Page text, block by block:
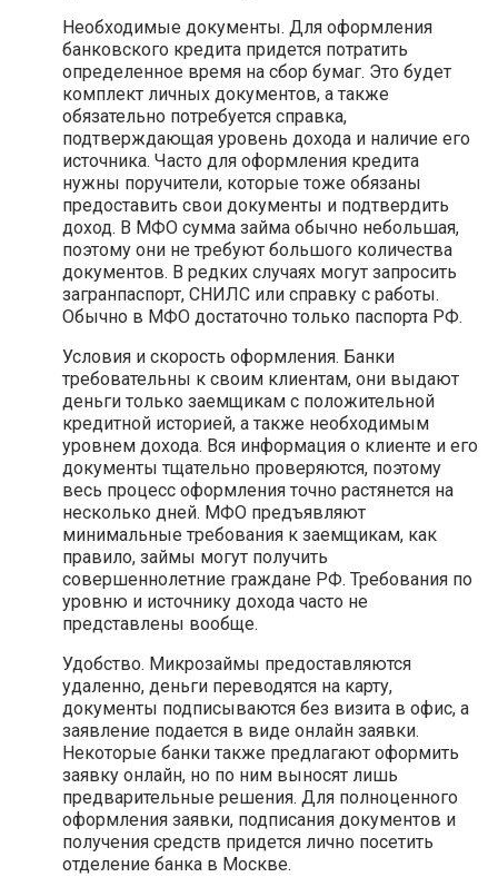
Необходимые документы. Для оформления
банковского кредита придется потратить
определенное время на сбор бумаг. Это будет
комплект личных документов, а также
обязательно потребуется справка,
подтверждающая уровень дохода и наличие его
источника. Часто для оформления кредита
нужны поручители, которые тоже обязаны
предоставить свои документы и подтвердить
доход. В МФО сумма займа обычно небольшая,
поэтому они не требуют большого количества
документов. В редких случаях могут запросить
загранпаспорт, СНИЛС или справку с работы.
Обычно в МФО достаточно только паспорта РФ.
Условия и скорость оформления. Банки
требовательны к своим клиентам, они выдают
деньги только заемщикам с положительной
кредитной историей, а также необходимым
уровнем дохода. Вся информация о клиенте и его
документы тщательно проверяются, поэтому
весь процесс оформления точно растянется на
несколько дней. МФО предъявляют
минимальные требования к заемщикам, как
правило, займы могут получить
совершеннолетние граждане РФ. Требования по
уровню и источнику дохода часто не
представлены вообще.
Удобство. Микрозаймы предоставляются
удаленно, деньги переводятся на карту,
документы подписываются без визита в офис, а
заявление подается в виде онлайн заявки.
Некоторые банки также предлагают оформить
заявку онлайн, но по ним выносят лишь
предварительные решения. Для полноценного
оформления заявки, подписания документов и
получения средств придется лично посетить
отделение банка в Москве.